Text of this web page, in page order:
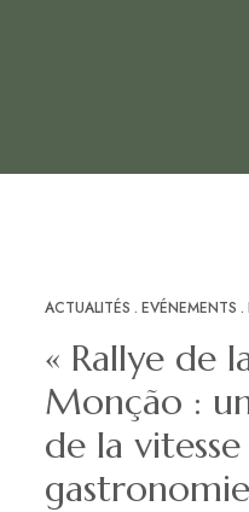
JAN
31
ACTUALITÉS EVÉNEMENTS
« Rallye de
Monção :
de la